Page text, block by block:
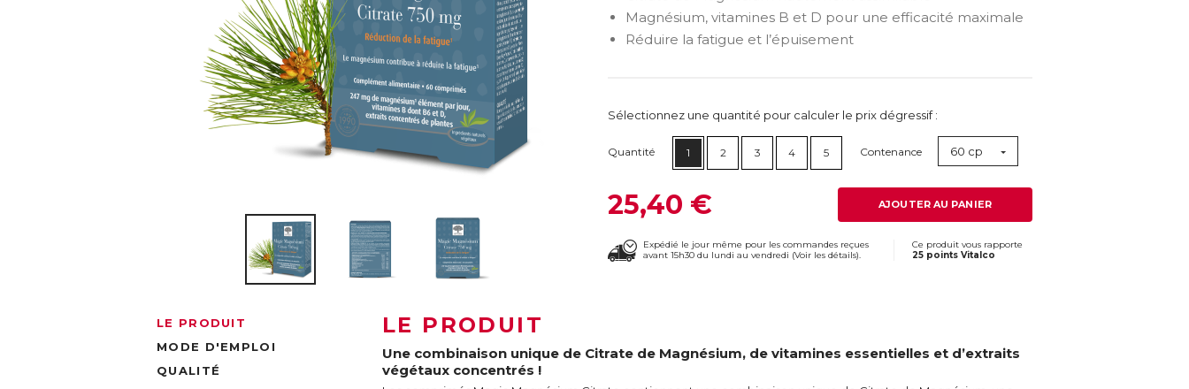
Magnésium, vitamines B et D pour une efficacité maximale
Réduire la fatigue et l’épuisement
Sélectionnez une quantité pour calculer le prix dégressif :
Quantité 1 2 3 4 5 Contenance 60 cp
25,40 € AJOUTER AU PANIER
Expédié le jour même pour les commandes reçues
avant 15h30 du lundi au vendredi (Voir les détails).
Ce produit vous rapporte
25 points Vitalco
LE PRODUIT
MODE D'EMPLOI
QUALITÉ
LE PRODUIT
Une combinaison unique de Citrate de Magnésium, de vitamines essentielles et d’extraits
végétaux concentrés !